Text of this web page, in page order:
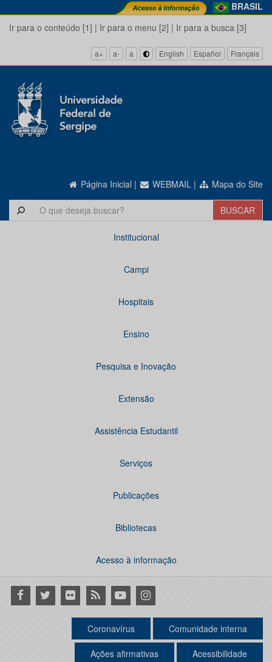
BRASIL
Ir para o conteúdo [1] | Ir para o menu [2] | Ir para a busca [3]
a+ a- a English Español Français
Página Inicial | WEBMAIL | Mapa do Site
Institucional
Campi
Hospitais
Ensino
Pesquisa e Inovação
Extensão
Assistência Estudantil
Serviços
Publicações
Bibliotecas
Acesso à informação
Facebook
Twitter Flickr RSS YoutubeInstagram
Coronavírus Comunidade interna
Ações afirmativas Acessibilidade